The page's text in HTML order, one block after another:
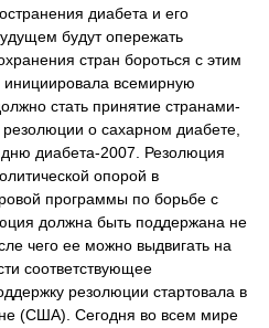
диабета и его
будут опережать
стран бороться с этим
всемирную
стать принятие странами-
о сахарном диабете,
диабета-2007. Резолюция
опорой в
программы по борьбе с
должна быть поддержана не
чего ее можно выдвигать на
соответствующее
резолюции стартовала в
(США). Сегодня во всем мире